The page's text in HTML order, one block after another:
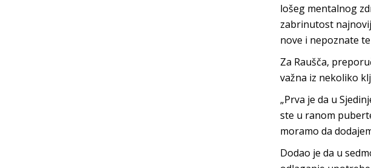
lošeg mentalnog
zabrinutost
nove i nepoznate
Za Raušča,
važna iz nekoliko
„Prva je da u
ste u ranom
moramo da
Dodao je da u